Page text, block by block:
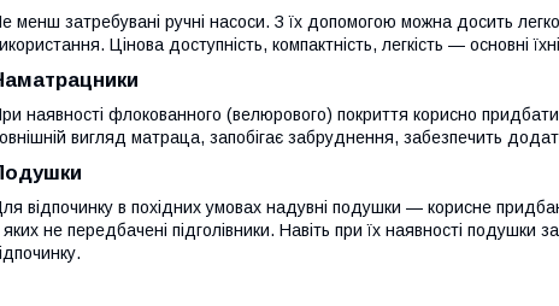
менш затребувані ручні насоси. З їх допомогою можна досить
Цінова доступність, компактність, легкість — основні
наявності флокованного (велюрового) покриття корисно
вигляд матраца, запобігає забруднення, забезпечить
відпочинку в похідних умовах надувні подушки — корисне
яких не передбачені підголівники. Навіть при їх наявності подушки